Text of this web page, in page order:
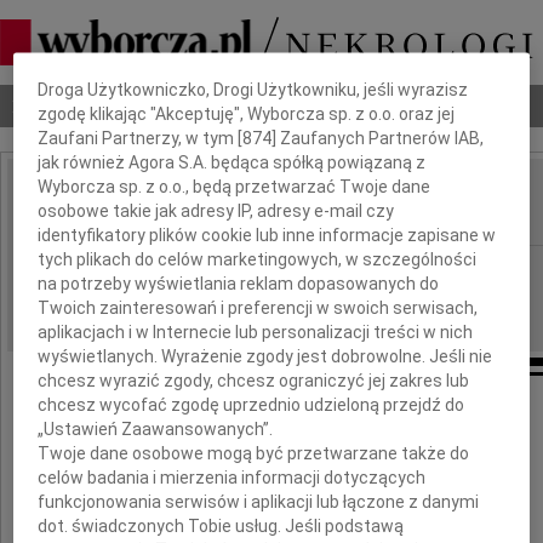
Nekrologi Odeszli Poradnik pogrzebowy
IMIĘ I NAZWISKO: Teresa Korczakowa
REGION: Poznań, Kraków
DATA EMISJI: 12.02.2011
Mija dziesiąta rocznica śmierci
Dbamy o Twoją prywatność
Droga Użytkowniczko, Drogi Użytkowniku, jeśli wyrazisz
zgodę klikając "Akceptuję", Wyborcza sp. z o.o. oraz jej
Zaufani Partnerzy, w tym [874 ] Zaufanych Partnerów IAB,
jak również Agora S.A. będąca spółką powiązaną z
Wyborcza sp. z o.o., będą przetwarzać Twoje dane
osobowe takie jak adresy IP, adresy e-mail czy
identyfikatory plików cookie lub inne informacje zapisane w
tych plikach do celów marketingowych, w szczególności
na potrzeby wyświetlania reklam dopasowanych do
Twoich zainteresowań i preferencji w swoich serwisach,
aplikacjach i w Internecie lub personalizacji treści w nich
wyświetlanych. Wyrażenie zgody jest dobrowolne. Jeśli nie
chcesz wyrazić zgody, chcesz ograniczyć jej zakres lub
chcesz wycofać zgodę uprzednio udzieloną przejdź do
„Ustawień Zaawansowanych”.
Twoje dane osobowe mogą być przetwarzane także do
celów badania i mierzenia informacji dotyczących
funkcjonowania serwisów i aplikacji lub łączone z danymi
dot. świadczonych Tobie usług. Jeśli podstawą